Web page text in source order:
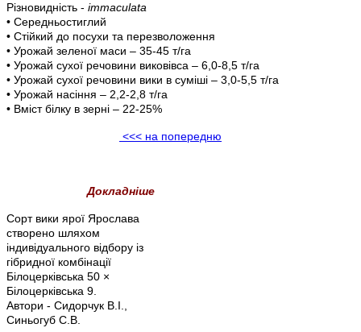
Різновидність - immaculata
• Середньостиглий
• Стійкий до посухи та перезволоження
• Урожай зеленої маси – 35-45 т/га
• Урожай сухої речовини виковівса – 6,0-8,5 т/га
• Урожай сухої речовини вики в суміші – 3,0-5,5 т/га
• Урожай насіння – 2,2-2,8 т/га
• Вміст білку в зерні – 22-25%
<<< на попередню
Докладніше
Сорт вики ярої Ярослава
створено шляхом
індивідуального відбору із
гібридної комбінації
Білоцерківська 50 ×
Білоцерківська 9.
Автори - Сидорчук В.І.,
Синьогуб С.В.